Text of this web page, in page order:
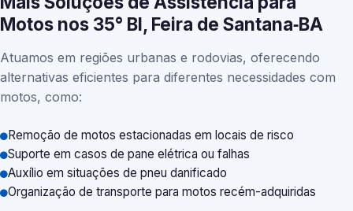
Motos nos 35° BI, Feira de Santana‑BA
Atuamos em regiões urbanas e rodovias, oferecendo
alternativas eficientes para diferentes necessidades com
motos, como:
Remoção de motos estacionadas em locais de risco
Suporte em casos de pane elétrica ou falhas
Auxílio em situações de pneu danificado
Organização de transporte para motos recém-adquiridas